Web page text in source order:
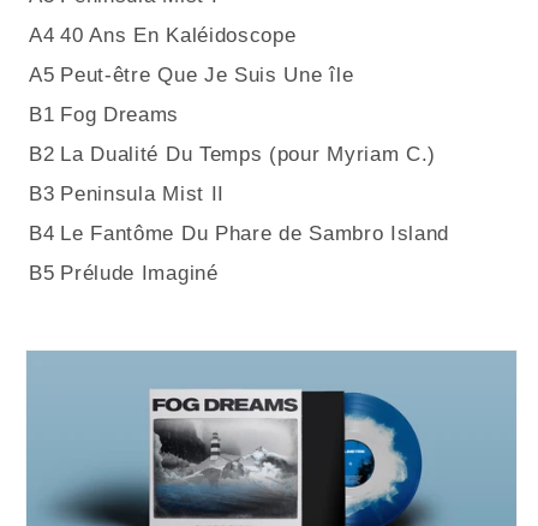
A4 40 Ans En Kaléidoscope
A5 Peut-être Que Je Suis Une île
B1 Fog Dreams
B2 La Dualité Du Temps (pour Myriam C.)
B3 Peninsula Mist II
B4 Le Fantôme Du Phare de Sambro Island
B5 Prélude Imaginé